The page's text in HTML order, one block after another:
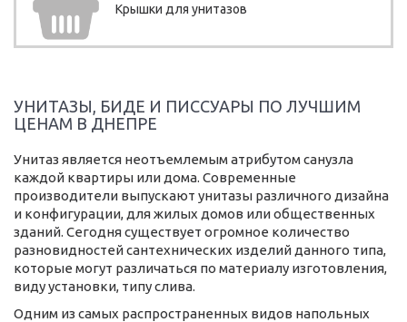
Крышки для унитазов
УНИТАЗЫ, БИДЕ И ПИССУАРЫ ПО ЛУЧШИМ
ЦЕНАМ В ДНЕПРЕ
Унитаз является неотъемлемым атрибутом санузла
каждой квартиры или дома. Современные
производители выпускают унитазы различного дизайна
и конфигурации, для жилых домов или общественных
зданий. Сегодня существует огромное количество
разновидностей сантехнических изделий данного типа,
которые могут различаться по материалу изготовления,
виду установки, типу слива.
Одним из самых распространенных видов напольных